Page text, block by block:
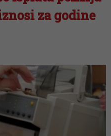
za godine